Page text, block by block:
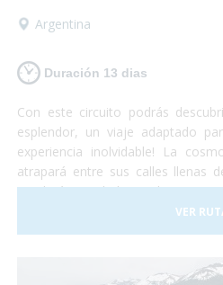
Argentina
Duración 13 dias
Con este circuito podrás
esplendor, un viaje adaptado
experiencia inolvidable! La
atrapará entre sus calles llenas
quedarás con la boca abierta
del Glaciar Perito Moreno, te
presencia de las ballenas a tu
animas? Turismo accesible con
VER